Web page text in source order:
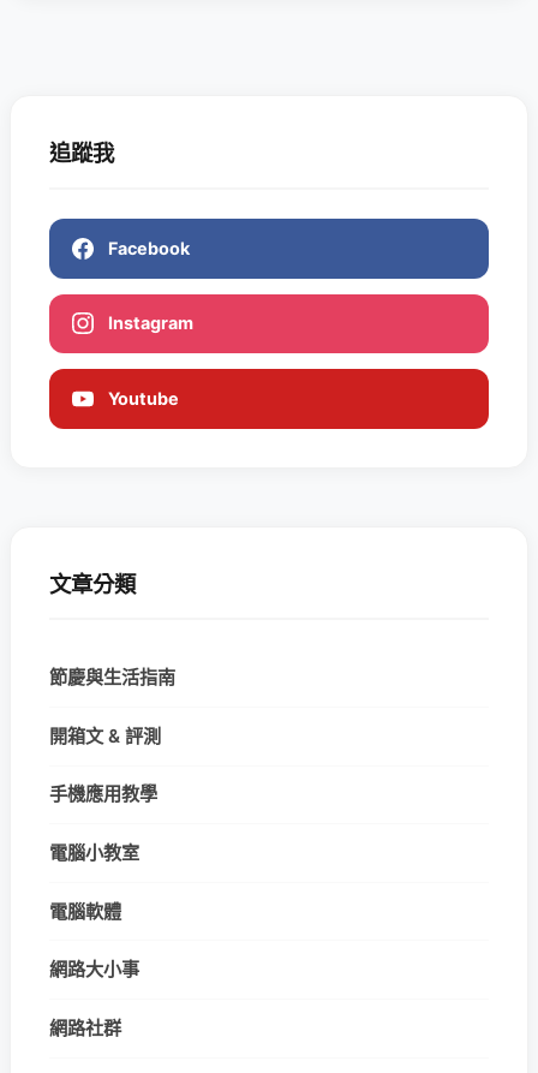
追蹤我
Facebook
Instagram
Youtube
文章分類
節慶與生活指南
開箱文 & 評測
手機應用教學
電腦小教室
電腦軟體
網路大小事
網路社群